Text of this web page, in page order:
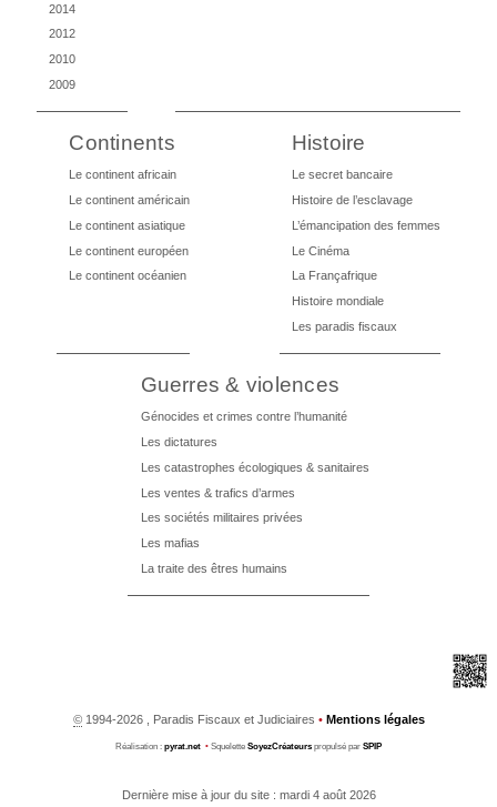
2014
2012
2010
2009
Continents
Le continent africain
Le continent américain
Le continent asiatique
Le continent européen
Le continent océanien
Histoire
Le secret bancaire
Histoire de l’esclavage
L’émancipation des femmes
Le Cinéma
La Françafrique
Histoire mondiale
Les paradis fiscaux
Guerres & violences
Génocides et crimes contre l’humanité
Les dictatures
Les catastrophes écologiques & sanitaires
Les ventes & trafics d’armes
Les sociétés militaires privées
Les mafias
La traite des êtres humains
©1994-2026 , Paradis Fiscaux et Judiciaires • Mentions légales
Réalisation : pyrat.net • Squelette SoyezCréateurs propulsé par SPIP
Dernière mise à jour du site : mardi 4 août 2026